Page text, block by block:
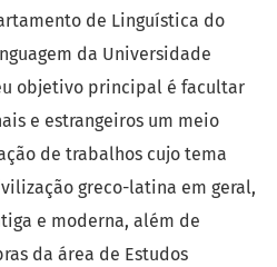
de Linguística do
da Universidade
objetivo principal é facultar
e estrangeiros um meio
de trabalhos cujo tema
greco-latina em geral,
e moderna, além de
da área de Estudos